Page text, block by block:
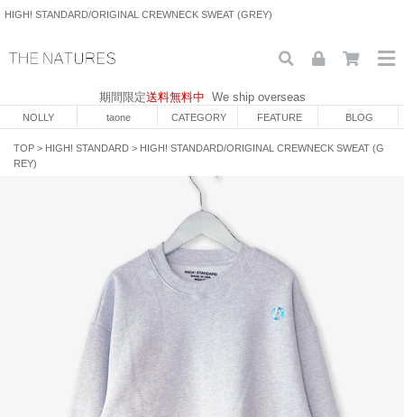
HIGH! STANDARD/ORIGINAL CREWNECK SWEAT (GREY)
期間限定送料無料中 We ship overseas
NOLLY taone CATEGORY FEATURE BLOG
TOP > HIGH! STANDARD > HIGH! STANDARD/ORIGINAL CREWNECK SWEAT (G
REY)